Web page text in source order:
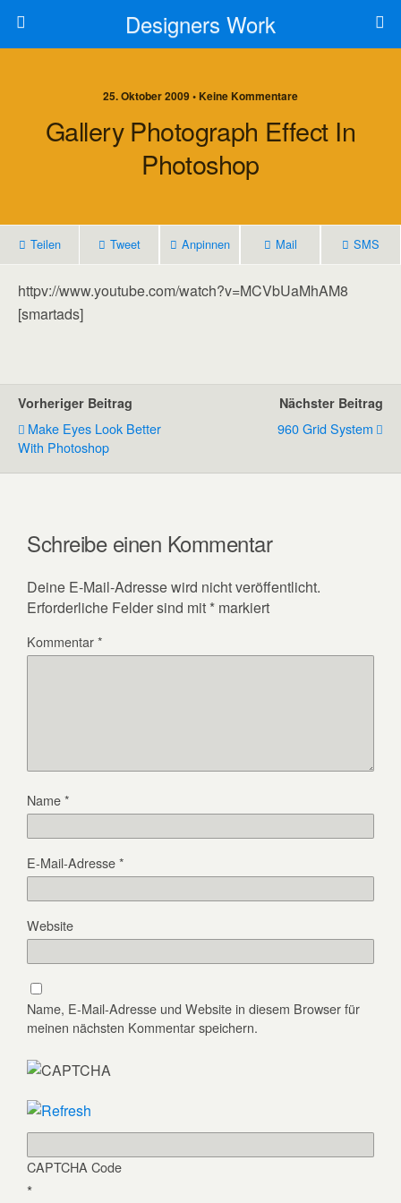
Designers Work
25. Oktober 2009 • Keine Kommentare
Gallery Photograph Effect In
Photoshop
Teilen Tweet Anpinnen Mail SMS
httpv://www.youtube.com/watch?v=MCVbUaMhAM8
[smartads]
Vorheriger Beitrag
Make Eyes Look Better
With Photoshop
Nächster Beitrag
960 Grid System
Schreibe einen Kommentar
Deine E-Mail-Adresse wird nicht veröffentlicht.
Erforderliche Felder sind mit * markiert
Kommentar*
Name*
E-Mail-Adresse*
Website
Name, E-Mail-Adresse und Website in diesem Browser für
meinen nächsten Kommentar speichern.
CAPTCHA Code
*